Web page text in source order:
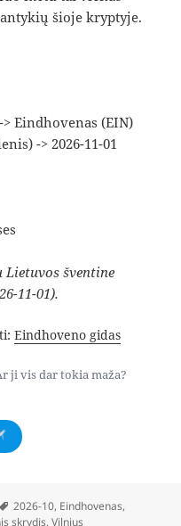
šioje kryptyje.
Eindhovenas (EIN)
-> 2026-11-01
šventine
11-01).
Eindhoveno gidas
ji vis dar tokia maža?
Žymos
2026-10, Eindhovenas,
skrydis,Vilnius